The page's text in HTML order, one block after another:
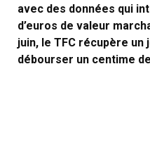
avec des données qui
d’euros de valeur
juin, le TFC récupère
débourser un centime